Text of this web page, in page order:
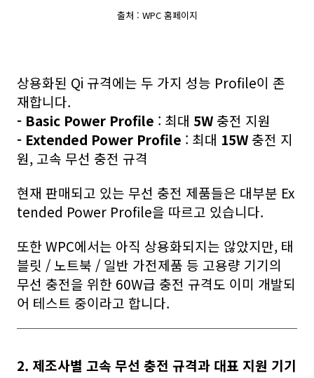
출처 : WPC 홈페이지
상용화된 Qi 규격에는 두 가지 성능 Profile이 존
재합니다.
- Basic Power Profile : 최대 5W 충전 지원
- Extended Power Profile : 최대 15W 충전 지
원, 고속 무선 충전 규격
현재 판매되고 있는 무선 충전 제품들은 대부분 Ex
tended Power Profile을 따르고 있습니다.
또한 WPC에서는 아직 상용화되지는 않았지만, 태
블릿 / 노트북 / 일반 가전제품 등 고용량 기기의
무선 충전을 위한 60W급 충전 규격도 이미 개발되
어 테스트 중이라고 합니다.
2. 제조사별 고속 무선 충전 규격과 대표 지원 기기